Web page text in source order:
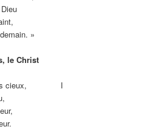
»
Christ
des cieux, I